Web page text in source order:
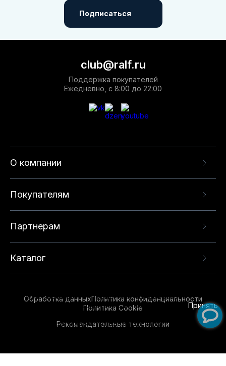
Подписаться
О компании
Покупателям
Партнерам
Каталог
club@ralf.ru
Поддержка покупателей
Ежедневно, с 8:00 до 22:00
Обработка данныхПолитика конфиденциальности
Политика Cookie
Рекомендательные технологии
опыта на нашем сайте. Продолжая использовать
данный сайт, вы соглашаетесь с использованием
технологий. Для получения дополнительной
Принять